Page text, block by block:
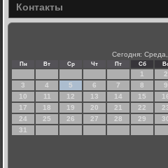
Контакты
Сегодня: Среда,
Пн Вт Ср Чт Пт Сб
1
2
3
4 5 6 7 8
9
10
11 12 13 14 15
17
18 19 20 21 22
24
25 26 27 28 29
31